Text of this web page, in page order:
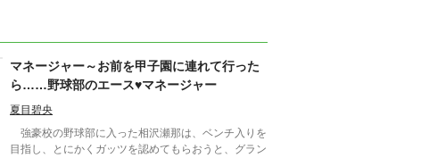
マネージャー～お前を甲子園に連れて行った
ら……野球部のエース♥マネージャー
夏目碧央
強豪校の野球部に入った相沢瀬那は、ベンチ入りを
目指し、とにかくガッツを認めてもらおうと、グラン